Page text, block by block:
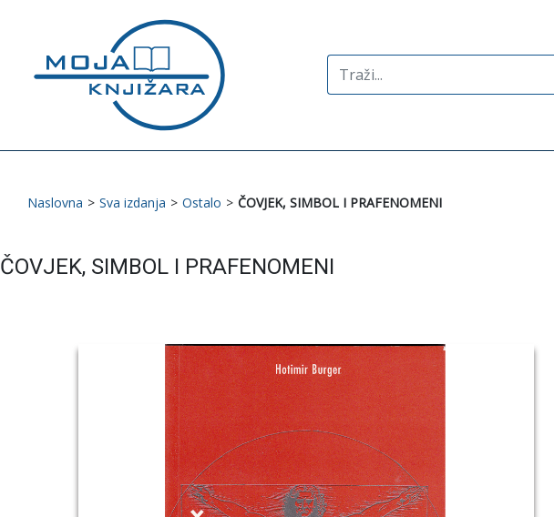
Search
for:
Naslovna > Sva izdanja > Ostalo > ČOVJEK, SIMBOL I PRAFENOMENI
ČOVJEK, SIMBOL I PRAFENOMENI